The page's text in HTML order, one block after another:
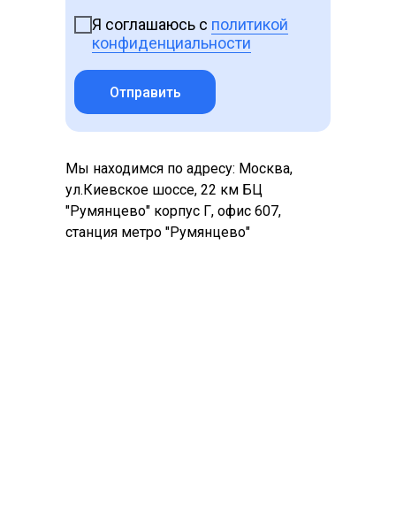
Я соглашаюсь с политикой
конфиденциальности
Отправить
Мы находимся по адресу: Москва,
ул.Киевское шоссе, 22 км БЦ
"Румянцево" корпус Г, офис 607,
станция метро "Румянцево"